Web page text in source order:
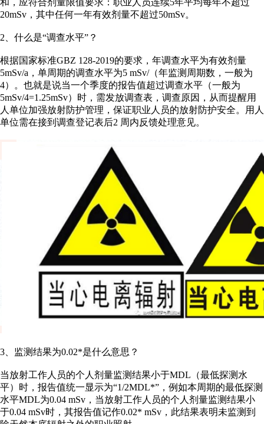
和，应符合剂量限值要求：职业人员连续5年平均每年不超过
20mSv，其中任何一年有效剂量不超过50mSv。
2、什么是“调查水平”？
根据国家标准GBZ 128-2019的要求，年调查水平为有效剂量
5mSv/a，单周期的调查水平为5 mSv/（年监测周期数，一般为
4）。也就是说当一个季度的报告值超过调查水平（一般为
5mSv/4=1.25mSv）时，需发放调查表，调查原因，从而提醒用
人单位加强放射防护管理，保证职业人员的放射防护安全。用人
单位需在接到调查登记表后2 周内反馈处理意见。
3、监测结果为0.02*是什么意思？
当放射工作人员的个人剂量监测结果小于MDL（最低探测水
平）时，报告值统一显示为“1/2MDL*”，例如本周期的最低探测
水平MDL为0.04 mSv，当放射工作人员的个人剂量监测结果小
于0.04 mSv时，其报告值记作0.02* mSv，此结果表明未监测到